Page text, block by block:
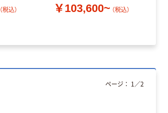
（税込） ￥103,600~ （税込）
ページ： 1 ／2